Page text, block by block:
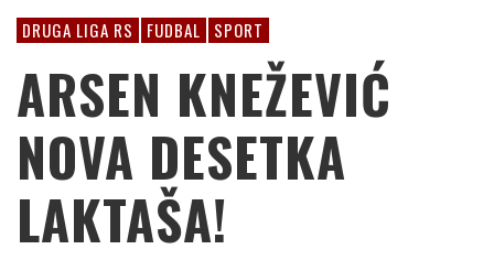
DRUGA LIGA RS FUDBAL SPORT
ARSEN KNEŽEVIĆ
NOVA DESETKA
LAKTAŠA!